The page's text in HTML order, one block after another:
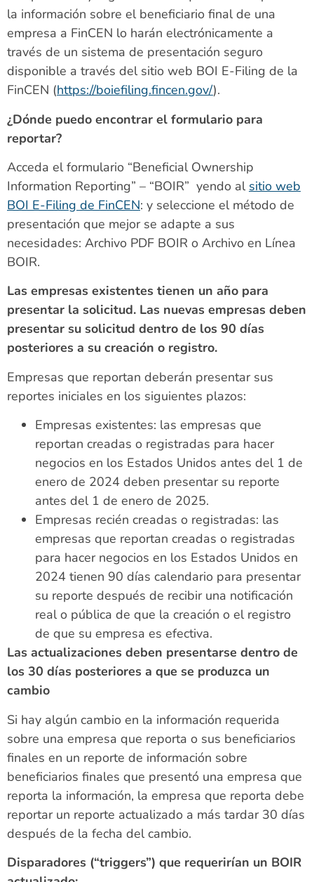
la información sobre el beneficiario final de una
empresa a FinCEN lo harán electrónicamente a
través de un sistema de presentación seguro
disponible a través del sitio web BOI E-Filing de la
FinCEN (https://boiefiling.fincen.gov/).
¿Dónde puedo encontrar el formulario para
reportar?
Acceda el formulario “Beneficial Ownership
Information Reporting” – “BOIR” yendo al sitio web
BOI E-Filing de FinCEN: y seleccione el método de
presentación que mejor se adapte a sus
necesidades: Archivo PDF BOIR o Archivo en Línea
BOIR.
Las empresas existentes tienen un año para
presentar la solicitud. Las nuevas empresas deben
presentar su solicitud dentro de los 90 días
posteriores a su creación o registro.
Empresas que reportan deberán presentar sus
reportes iniciales en los siguientes plazos:
Empresas existentes: las empresas que
reportan creadas o registradas para hacer
negocios en los Estados Unidos antes del 1 de
enero de 2024 deben presentar su reporte
antes del 1 de enero de 2025.
Empresas recién creadas o registradas: las
empresas que reportan creadas o registradas
para hacer negocios en los Estados Unidos en
2024 tienen 90 días calendario para presentar
su reporte después de recibir una notificación
real o pública de que la creación o el registro
de que su empresa es efectiva.
Las actualizaciones deben presentarse dentro de
los 30 días posteriores a que se produzca un
cambio
Si hay algún cambio en la información requerida
sobre una empresa que reporta o sus beneficiarios
finales en un reporte de información sobre
beneficiarios finales que presentó una empresa que
reporta la información, la empresa que reporta debe
reportar un reporte actualizado a más tardar 30 días
después de la fecha del cambio.
Disparadores (“triggers”) que requerirían un BOIR